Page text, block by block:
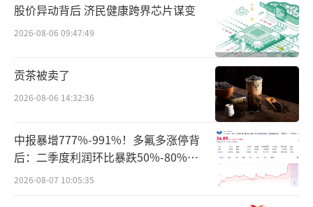
接连的裁员、股价下跌与极星的市场表现
有着直接的关系。今年一季度，极星全球销量
为7221辆，同比减少了40.2%。反映到财务数
据上，一季度极星营收为3.453亿美元，同比下
滑了36%；净亏损从去年同期的3769.4万美元
增加至2.74亿美元；毛利率也从去年同期的4.
3%降至-8.9%。
对于营收和销量的同比大幅下滑，极星解
股价异动背后 济民健康跨界芯片谋变
2026-08-06 09:47:49
贡茶被卖了
2026-08-06 14:32:36
中报暴增777%-991%！多氟多涨停背
后：二季度利润环比暴跌50%-80%，
是黄金坑还是陷阱？
2026-08-07 10:05:35